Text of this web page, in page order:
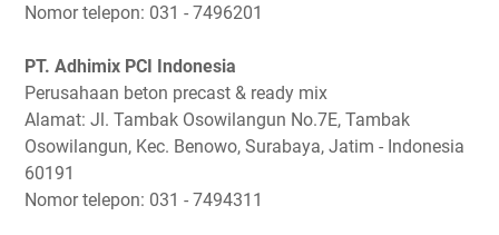
Nomor telepon: 031 - 7496201
PT. Adhimix PCI Indonesia
Perusahaan beton precast & ready mix
Alamat: Jl. Tambak Osowilangun No.7E, Tambak
Osowilangun, Kec. Benowo, Surabaya, Jatim - Indonesia
60191
Nomor telepon: 031 - 7494311